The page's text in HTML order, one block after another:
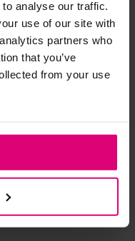
analyse our traffic.
use of our site with
partners who
that you’ve
from your use
en mogen dus
op maat.